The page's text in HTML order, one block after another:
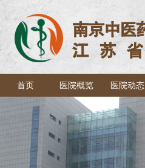
首页 医院概览 医院动态